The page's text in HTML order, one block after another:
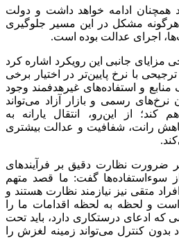
همچنان ادامه خواهد داشت و دولت
هرگونه مشکل در این مسیر جلوگیری
اجرای عدالت بوده است.
مزایای جانبی این رویکرد اشاره کرد
با نرخ پایین‌تر در اختیار برخی
و استفاده‌های غیرهدفمند وجود
نرخ‌های رسمی و بازار آزاد می‌تواند
کند؛ از این‌رو، انتقال یارانه به
رانت، شفافیت و عدالت بیشتری
بر ضرورت نظارت دقیق بر فرآیندهای
سوءاستفاده‌ها گفت: ما قصد متهم
متقی نیز نیازمند نظارت هستند و
و لحظه به لحظه اقدامات ما را
که ادعای درستکاری دارد، باید تحت
بدون کنترل می‌تواند زمینه لغزش را